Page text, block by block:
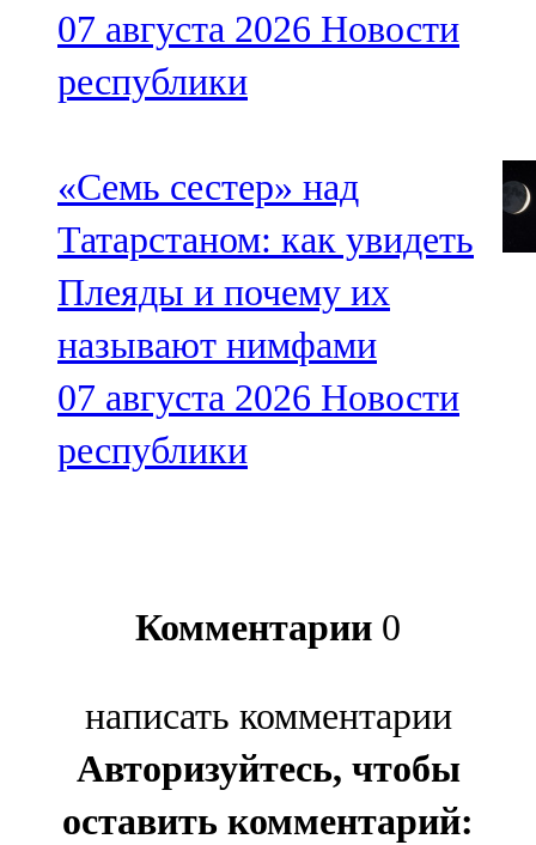
07 августа 2026 Новости
республики
«Семь сестер» над
Татарстаном: как увидеть
Плеяды и почему их
называют нимфами
07 августа 2026 Новости
республики
Комментарии 0
написать комментарии
Авторизуйтесь, чтобы
оставить комментарий: